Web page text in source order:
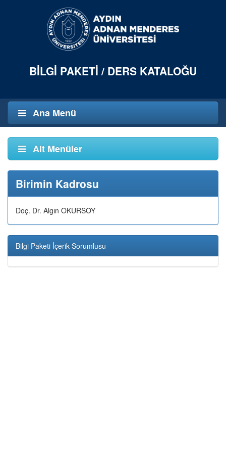
BILGI PAKETI / DERS KATALOĞU
Ana Menü
Alt Menüler
Birimin Kadrosu
Doç. Dr. Algın OKURSOY
Bilgi Paketi İçerik Sorumlusu